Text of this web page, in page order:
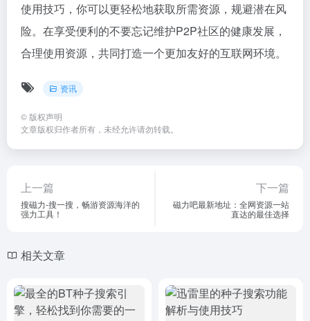
使用技巧，你可以更轻松地获取所需资源，规避潜在风
险。在享受便利的不要忘记维护P2P社区的健康发展，
合理使用资源，共同打造一个更加友好的互联网环境。
资讯
© 版权声明
文章版权归作者所有，未经允许请勿转载。
上一篇
搜磁力-搜一搜，畅游资源海洋的
强力工具！
下一篇
磁力吧最新地址：全网资源一站
直达的最佳选择
相关文章